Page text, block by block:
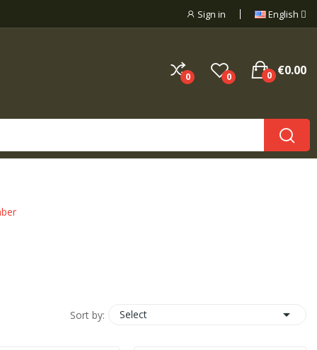
Sign in English
0 0 €0.00
0
Sort by: Select 